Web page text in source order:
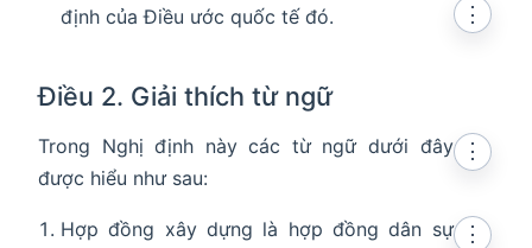
định của Điều ước quốc tế đó.
Điều 2. Giải thích từ ngữ
⋮
Trong Nghị định này các từ ngữ dưới đây
được hiểu như sau:
⋮
Hợp đồng xây dựng là hợp đồng dân sự
⋮